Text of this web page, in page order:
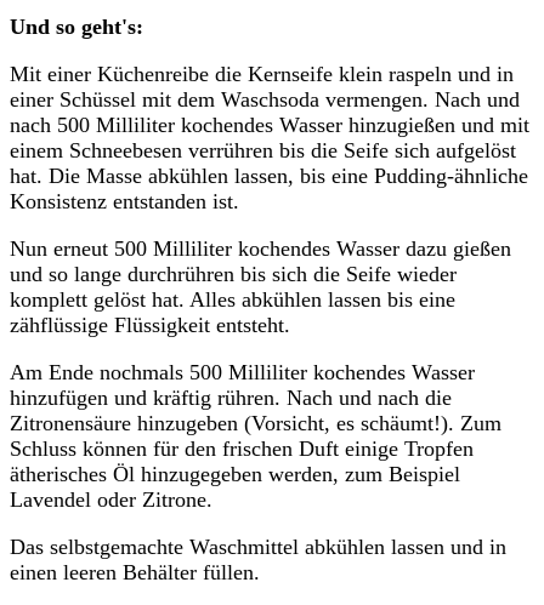
Und so geht's:
Mit einer Küchenreibe die Kernseife klein raspeln und in
einer Schüssel mit dem Waschsoda vermengen. Nach und
nach 500 Milliliter kochendes Wasser hinzugießen und mit
einem Schneebesen verrühren bis die Seife sich aufgelöst
hat. Die Masse abkühlen lassen, bis eine Pudding-ähnliche
Konsistenz entstanden ist.
Nun erneut 500 Milliliter kochendes Wasser dazu gießen
und so lange durchrühren bis sich die Seife wieder
komplett gelöst hat. Alles abkühlen lassen bis eine
zähflüssige Flüssigkeit entsteht.
Am Ende nochmals 500 Milliliter kochendes Wasser
hinzufügen und kräftig rühren. Nach und nach die
Zitronensäure hinzugeben (Vorsicht, es schäumt!). Zum
Schluss können für den frischen Duft einige Tropfen
ätherisches Öl hinzugegeben werden, zum Beispiel
Lavendel oder Zitrone.
Das selbstgemachte Waschmittel abkühlen lassen und in
einen leeren Behälter füllen.